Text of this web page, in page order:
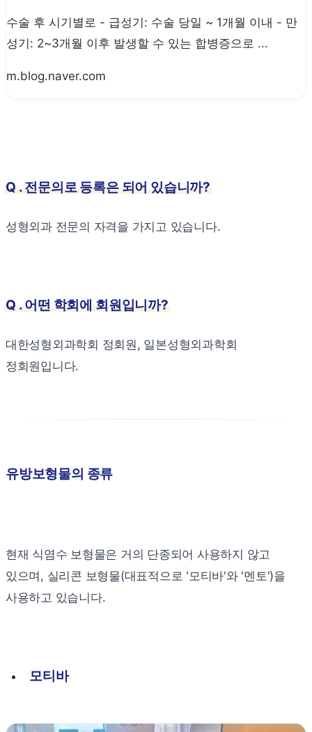
수술 후 시기별로 - 급성기: 수술 당일 ~ 1개월 이내 - 만
성기: 2~3개월 이후 발생할 수 있는 합병증으로 ...
m.blog.naver.com
Q . 전문의로 등록은 되어 있습니까?
성형외과 전문의 자격을 가지고 있습니다.
Q . 어떤 학회에 회원입니까?
대한성형외과학회 정회원, 일본성형외과학회
정회원입니다.
유방보형물의 종류
현재 식염수 보형물은 거의 단종되어 사용하지 않고
있으며, 실리콘 보형물(대표적으로 '모티바'와 '멘토')을
사용하고 있습니다.
모티바